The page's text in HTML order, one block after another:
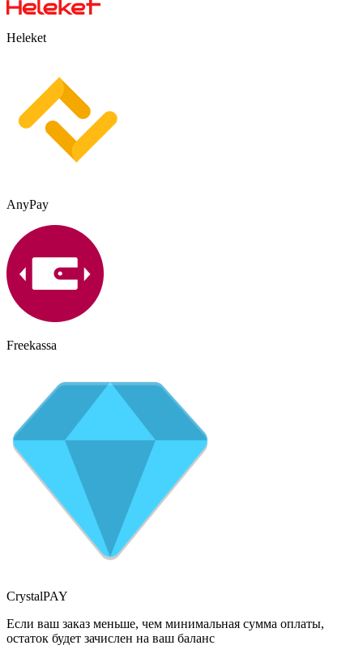
Heleket
AnyPay
Freekassa
CrystalPAY
Если ваш заказ меньше, чем минимальная сумма оплаты,
остаток будет зачислен на ваш баланс